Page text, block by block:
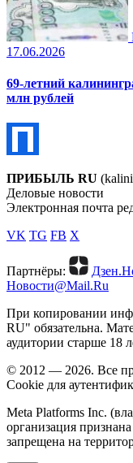
17.06.2026
69-летний
млн рублей
ПРИБЫЛЬ RU
Деловые новости
Электронная почта
VK TG FB X
Партнёры:
Новости@Mail.Ru
При копировании
RU" обязательна.
аудитории старше 18
© 2012 — 2026. Все
Cookie для
Meta Platforms Inc.
организация
запрещена на